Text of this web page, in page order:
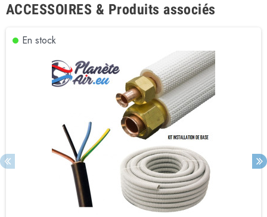
ACCESSOIRES & Produits associés
En stock